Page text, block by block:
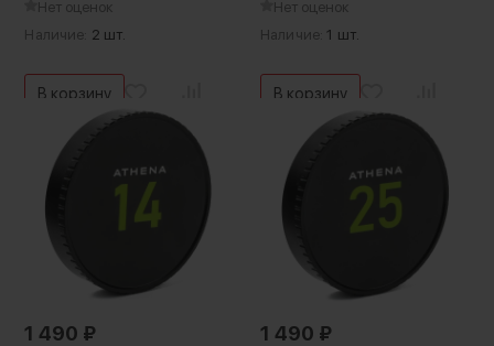
Нет оценок
Наличие: 2 шт.
В корзину
Нет оценок
Наличие: 1 шт.
В корзину
1 490 ₽ 1 490 ₽